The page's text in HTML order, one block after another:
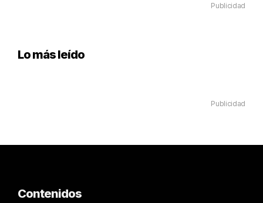
Publicidad
Lo más leído
Publicidad
Contenidos